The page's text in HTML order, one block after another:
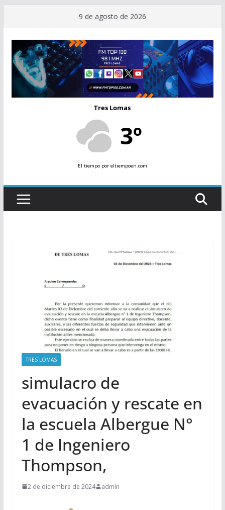
contenido
9 de agosto de 2026
Tres Lomas
3º
El tiempopor eltiempoen.com
TRES LOMAS
simulacro de
evacuación y rescate en
la escuela Albergue N°
1 de Ingeniero
Thompson,
2 de diciembre de 2024 admin